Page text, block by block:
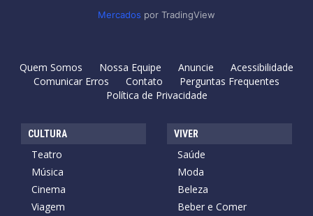
Mercados por TradingView
Quem Somos Nossa Equipe Anuncie
Acessibilidade
Comunicar Erros
Contato
Perguntas Frequentes
Política de Privacidade
CULTURA
Teatro
Música
Cinema
Viagem
VIVER
Saúde
Moda
Beleza
Beber e Comer